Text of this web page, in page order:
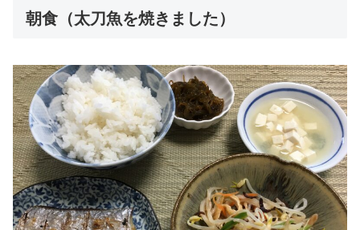
朝食（太刀魚を焼きました）